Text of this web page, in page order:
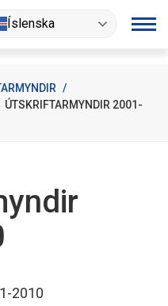
Íslenska
/
ÚTSKRIFTARMYNDIR 2001-
2010